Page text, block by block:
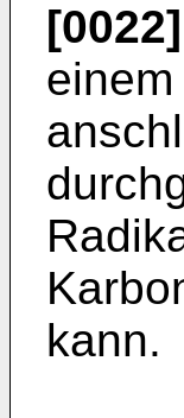
[0022]
kann.